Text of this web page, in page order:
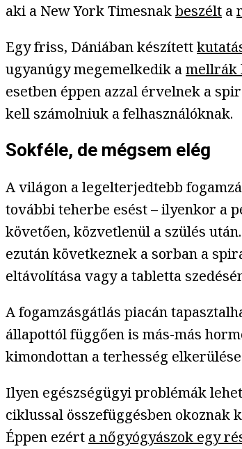
aki a New York Timesnakbeszélt a
Egy friss, Dániában készített
ugyanúgy megemelkedik amellrák
esetben éppen azzal érvelnek a
kell számolniuk a felhasználóknak.
Sokféle, de mégsem elég
A világon a legelterjedtebb
további teherbe esést – ilyenkor a
követően, közvetlenül a szülés után.
ezután következnek a sorban a
eltávolítása vagy a tabletta
A fogamzásgátlás piacán
állapottól függően is más-más
kimondottan a terhesség
Ilyen egészségügyi problémák
ciklussal összefüggésben okoznak
Éppen ezért a nőgyógyászok egy